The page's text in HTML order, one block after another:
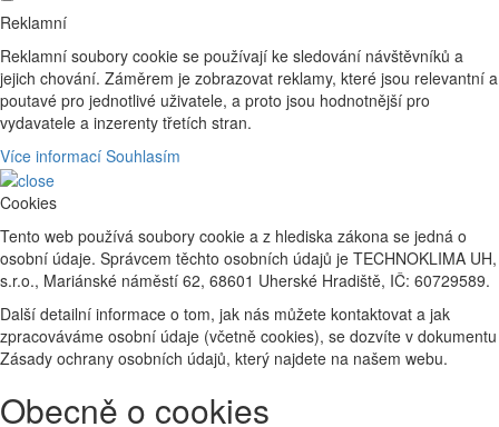
Reklamní
Reklamní soubory cookie se používají ke sledování návštěvníků a
jejich chování. Záměrem je zobrazovat reklamy, které jsou relevantní a
poutavé pro jednotlivé uživatele, a proto jsou hodnotnější pro
vydavatele a inzerenty třetích stran.
Více informací Souhlasím
Cookies
Tento web používá soubory cookie a z hlediska zákona se jedná o
osobní údaje. Správcem těchto osobních údajů je TECHNOKLIMA UH,
s.r.o., Mariánské náměstí 62, 68601 Uherské Hradiště, IČ: 60729589.
Další detailní informace o tom, jak nás můžete kontaktovat a jak
zpracováváme osobní údaje (včetně cookies), se dozvíte v dokumentu
Zásady ochrany osobních údajů, který najdete na našem webu.
Obecně o cookies